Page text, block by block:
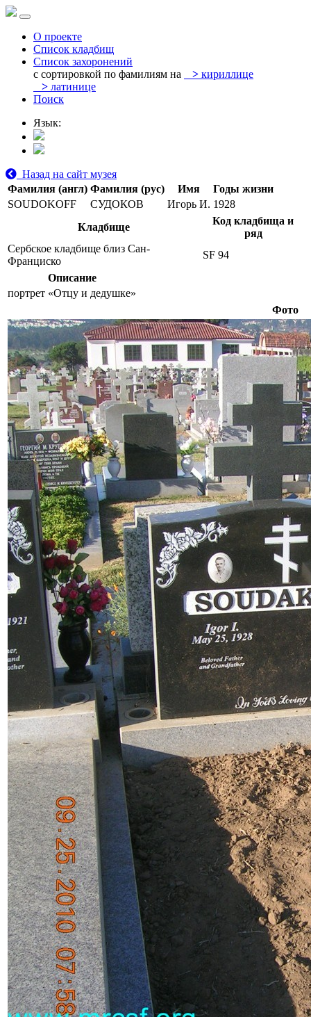
О проекте
Список кладбищ
Список захоронений
с сортировкой по фамилиям на
> кириллице
> латинице
Поиск
Язык:
Назад на сайт музея
Фамилия (англ) Фамилия (рус) Имя
Годы жизни
SOUDOKOFF
СУДОКОВ Игорь И. 1928
Кладбище
Код кладбища и
ряд
Сербское кладбище близ Сан-
Франциско
SF 94
Описание
портрет «Отцу и дедушке»
Фото